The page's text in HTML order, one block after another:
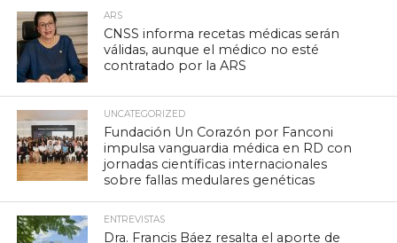
ARS
CNSS informa recetas médicas serán
válidas, aunque el médico no esté
contratado por la ARS
UNCATEGORIZED
Fundación Un Corazón por Fanconi
impulsa vanguardia médica en RD con
jornadas científicas internacionales
sobre fallas medulares genéticas
ENTREVISTAS
Dra. Francis Báez resalta el aporte de